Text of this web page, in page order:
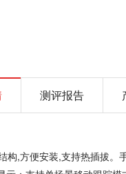
测评报告
构,方便安装,支持热插拔。